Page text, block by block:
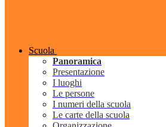
Scuola
Panoramica
Presentazione
I luoghi
Le persone
I numeri della scuola
Le carte della scuola